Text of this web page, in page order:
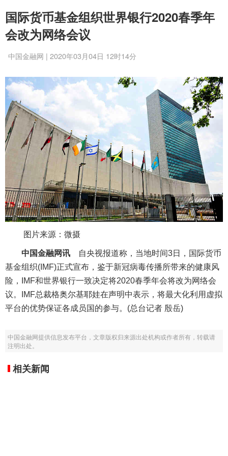
国际货币基金组织世界银行2020春季年
会改为网络会议
中国金融网 | 2020年03月04日 12时14分
图片来源：微摄
中国金融网讯 自央视报道称，当地时间3日，国际货币
基金组织(IMF)正式宣布，鉴于新冠病毒传播所带来的健康风
险，IMF和世界银行一致决定将2020春季年会将改为网络会
议。IMF总裁格奥尔基耶娃在声明中表示，将最大化利用虚拟
平台的优势保证各成员国的参与。(总台记者 殷岳)
中国金融网提供信息发布平台，文章版权归来源出处机构或作者所有，转载请
注明出处。
相关新闻